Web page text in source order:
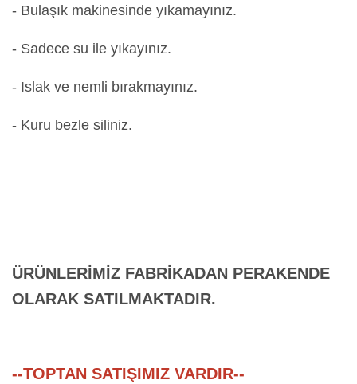
- Bulaşık makinesinde yıkamayınız.
- Sadece su ile yıkayınız.
- Islak ve nemli bırakmayınız.
- Kuru bezle siliniz.
ÜRÜNLERİMİZ FABRİKADAN PERAKENDE
OLARAK SATILMAKTADIR.
--TOPTAN SATIŞIMIZ VARDIR--